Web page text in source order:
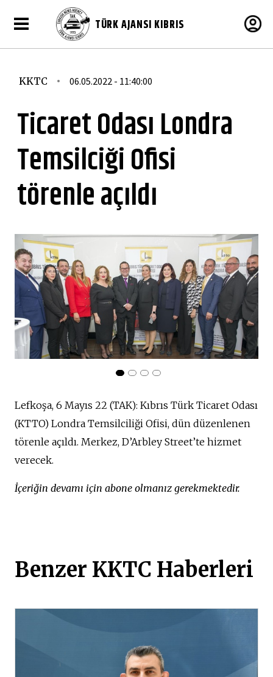
TÜRK AJANSI KIBRIS
KKTC 06.05.2022 - 11:40:00
Ticaret Odası Londra
Temsilciği Ofisi
törenle açıldı
Lefkoşa, 6 Mayıs 22 (TAK): Kıbrıs Türk Ticaret Odası
(KTTO) Londra Temsilciliği Ofisi, dün düzenlenen
törenle açıldı. Merkez, D’Arbley Street’te hizmet
verecek.
İçeriğin devamı için abone olmanız gerekmektedir.
Benzer KKTC Haberleri